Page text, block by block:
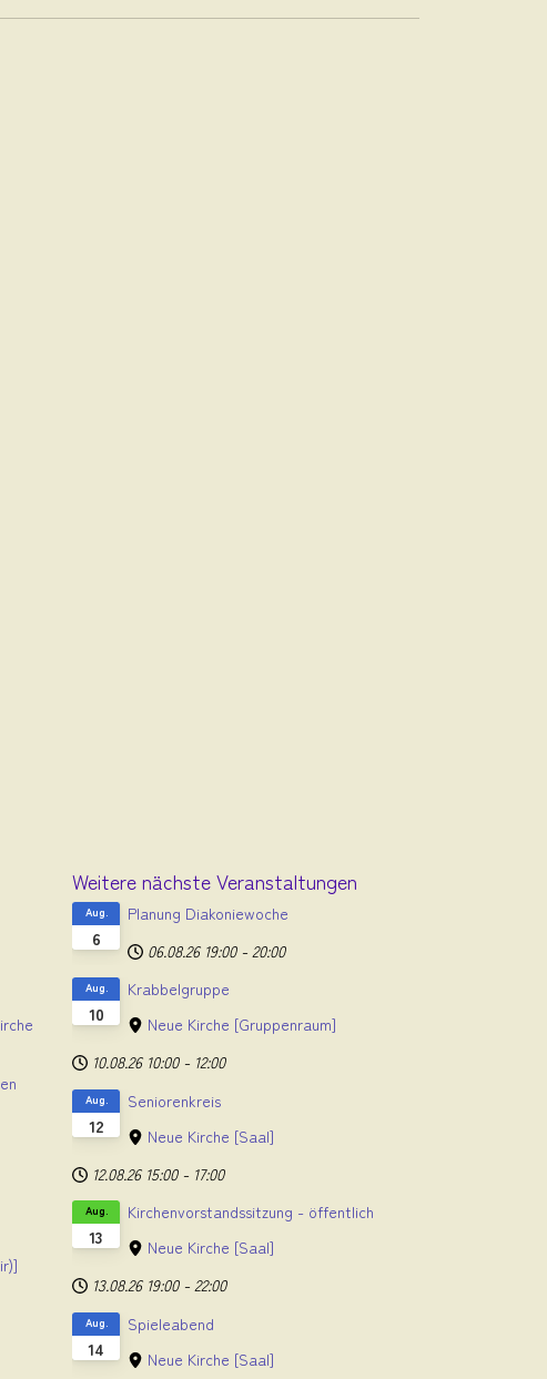
Weitere nächste Veranstaltungen
6
Aug.
Planung Diakoniewoche
06.08.26 19:00 - 20:00
10
Aug.
Krabbelgruppe
Neue Kirche [Gruppenraum]
10.08.26 10:00 - 12:00
12
Aug.
Seniorenkreis
Neue Kirche [Saal]
12.08.26 15:00 - 17:00
13
Aug.
Kirchenvorstandssitzung - öffentlich
Neue Kirche [Saal]
13.08.26 19:00 - 22:00
14
Aug.
Spieleabend
Neue Kirche [Saal]